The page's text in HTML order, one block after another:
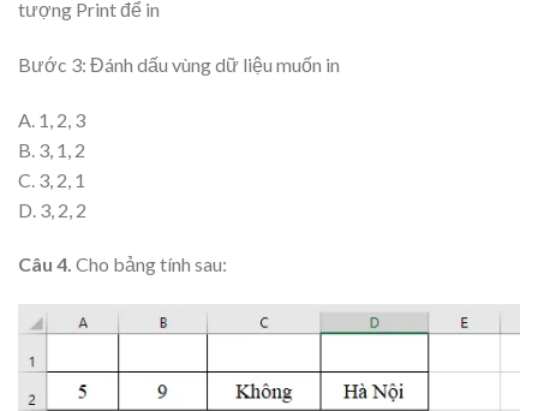
tượng Print để in
Bước 3: Đánh dấu vùng dữ liệu muốn in
A. 1, 2, 3
B. 3, 1, 2
C. 3, 2, 1
D. 3, 2, 2
Câu 4. Cho bảng tính sau: